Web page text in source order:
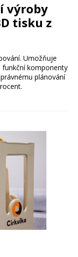
výroby
tisku z
Umožňuje
funkční komponenty
plánování